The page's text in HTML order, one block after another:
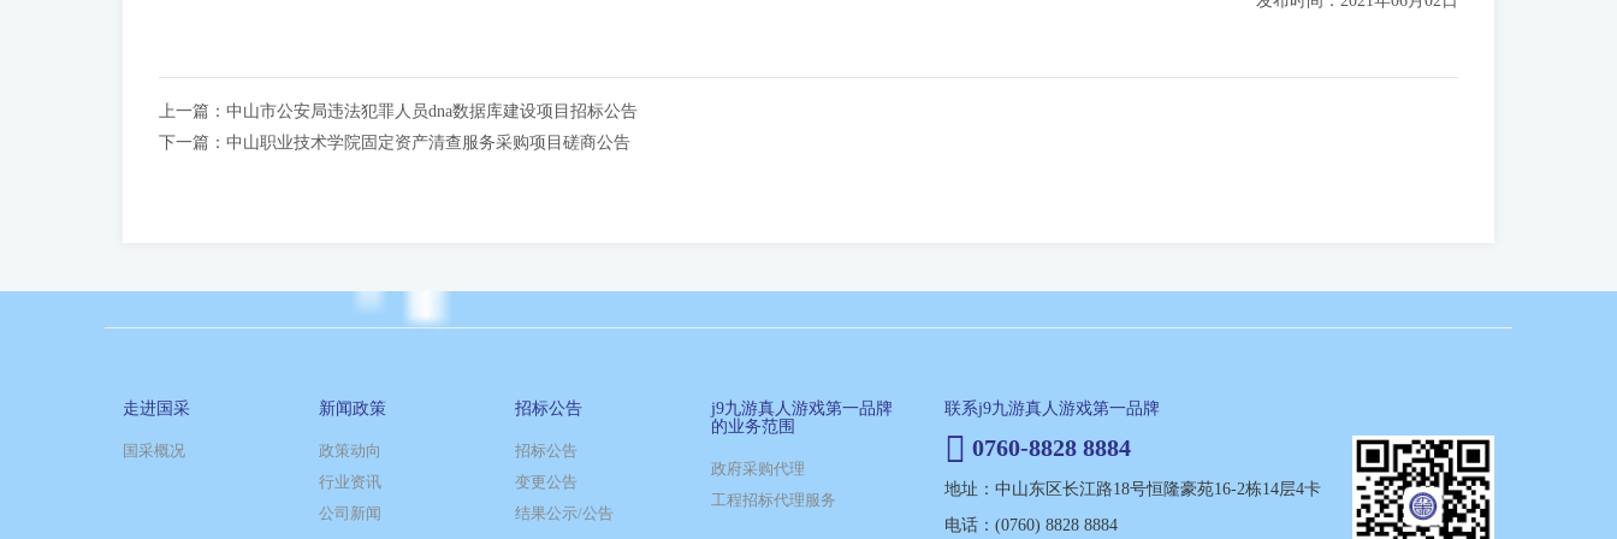
上一篇： 中山市公安局违法犯罪人员dna数据库建设项目招标公告
下一篇： 中山职业技术学院固定资产清查服务采购项目磋商公告
走进国采
国采概况
新闻政策
政策动向
行业资讯
公司新闻
招标公告
招标公告
变更公告
结果公示/公告
j9九游真人游戏第一品牌
的业务范围
政府采购代理
工程招标代理服务
联系j9九游真人游戏第一品牌
0760-8828 8884
地址：中山东区长江路18号恒隆豪苑16-2栋14层4卡
电话：(0760) 8828 8884